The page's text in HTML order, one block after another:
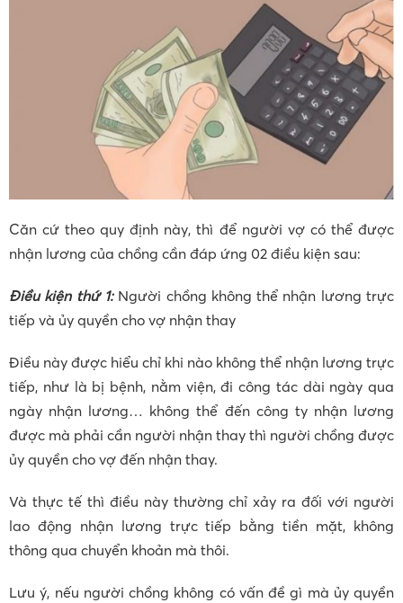
Căn cứ theo quy định này, thì để người vợ có thể được
nhận lương của chồng cần đáp ứng 02 điều kiện sau:
Điều kiện thứ 1: Người chồng không thể nhận lương trực
tiếp và ủy quyền cho vợ nhận thay
Điều này được hiểu chỉ khi nào không thể nhận lương trực
tiếp, như là bị bệnh, nằm viện, đi công tác dài ngày qua
ngày nhận lương… không thể đến công ty nhận lương
được mà phải cần người nhận thay thì người chồng được
ủy quyền cho vợ đến nhận thay.
Và thực tế thì điều này thường chỉ xảy ra đối với người
lao động nhận lương trực tiếp bằng tiền mặt, không
thông qua chuyển khoản mà thôi.
Lưu ý, nếu người chồng không có vấn đề gì mà ủy quyền